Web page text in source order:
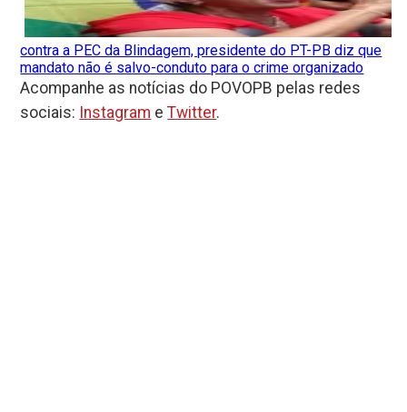
contra a PEC da Blindagem, presidente do PT-PB diz que
mandato não é salvo-conduto para o crime organizado
Acompanhe as notícias do POVOPB pelas redes
sociais: Instagram eTwitter.